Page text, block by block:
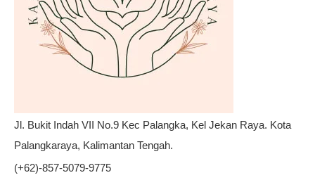
Jl. Bukit Indah VII No.9 Kec Palangka, Kel Jekan Raya. Kota
Palangkaraya, Kalimantan Tengah.
(+62)-857-5079-9775